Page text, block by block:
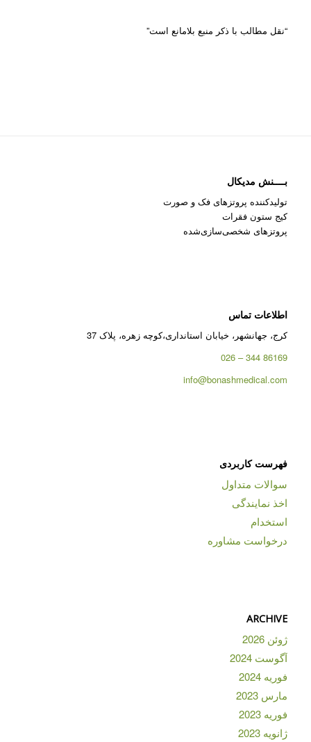
“نقل مطالب با ذکر منبع بلامانع است”
بــــنش مدیکال
تولیدکننده پروتزهای فک و صورت
کیج ستون فقرات
پروتزهای شخصی‌سازی‌شده
اطلاعات تماس
کرج، جهانشهر، خیابان استانداری،کوچه زهره، پلاک 37
86169 344 – 026
info@bonashmedical.com
فهرست کاربردی
سوالات متداول
اخذ نمایندگی
استخدام
درخواست مشاوره
ARCHIVE
ژوئن 2026
آگوست 2024
فوریه 2024
مارس 2023
فوریه 2023
ژانویه 2023